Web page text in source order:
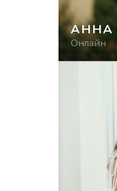
АННА
Онлайн